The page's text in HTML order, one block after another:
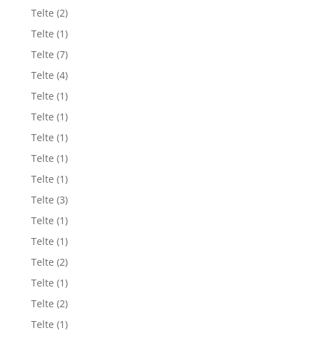
Telte (2)
Telte (1)
Telte (7)
Telte (4)
Telte (1)
Telte (1)
Telte (1)
Telte (1)
Telte (1)
Telte (3)
Telte (1)
Telte (1)
Telte (2)
Telte (1)
Telte (2)
Telte (1)